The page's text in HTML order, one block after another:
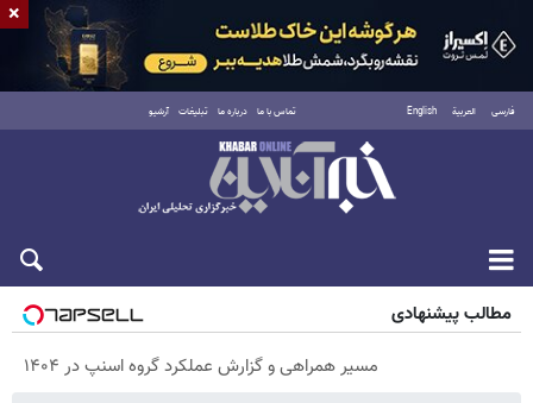
فارسی العربية English تماس با ما درباره ما تبلیغات آرشیو
شنبه ۱۷ مرداد ۱۴۰۵
مطالب پیشنهادی
مسیر همراهی و گزارش عملکرد گروه اسنپ در ۱۴۰۴
×